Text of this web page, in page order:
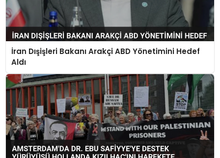
İran Dışişleri Bakanı Arakçi ABD Yönetimini Hedef
Aldı